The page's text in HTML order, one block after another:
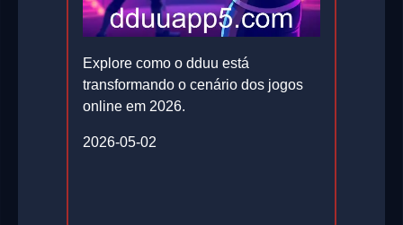
Explore como o dduu está
transformando o cenário dos jogos
online em 2026.
2026-05-02